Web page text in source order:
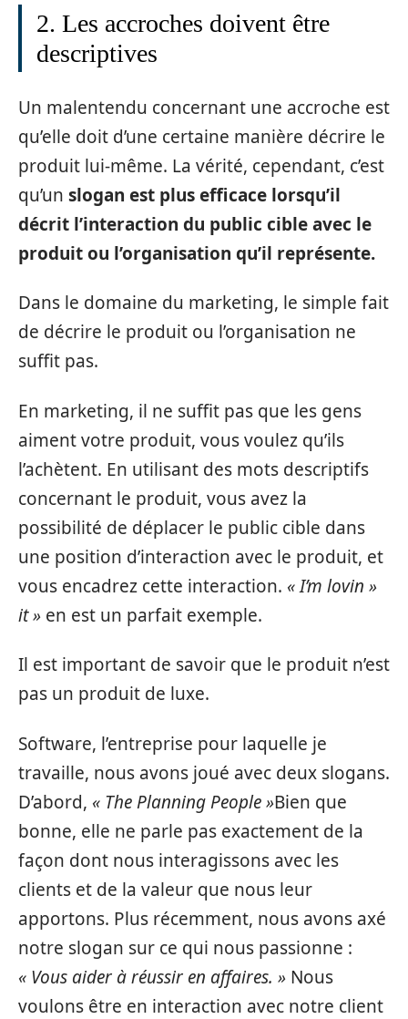
2. Les accroches doivent être
descriptives
Un malentendu concernant une accroche est
qu’elle doit d’une certaine manière décrire le
produit lui-même. La vérité, cependant, c’est
qu’un slogan est plus efficace lorsqu’il
décrit l’interaction du public cible avec le
produit ou l’organisation qu’il représente.
Dans le domaine du marketing, le simple fait
de décrire le produit ou l’organisation ne
suffit pas.
En marketing, il ne suffit pas que les gens
aiment votre produit, vous voulez qu’ils
l’achètent. En utilisant des mots descriptifs
concernant le produit, vous avez la
possibilité de déplacer le public cible dans
une position d’interaction avec le produit, et
vous encadrez cette interaction. « I’m lovin »
it » en est un parfait exemple.
Il est important de savoir que le produit n’est
pas un produit de luxe.
Software, l’entreprise pour laquelle je
travaille, nous avons joué avec deux slogans.
D’abord, « The Planning People »Bien que
bonne, elle ne parle pas exactement de la
façon dont nous interagissons avec les
clients et de la valeur que nous leur
apportons. Plus récemment, nous avons axé
notre slogan sur ce qui nous passionne :
« Vous aider à réussir en affaires. » Nous
voulons être en interaction avec notre client